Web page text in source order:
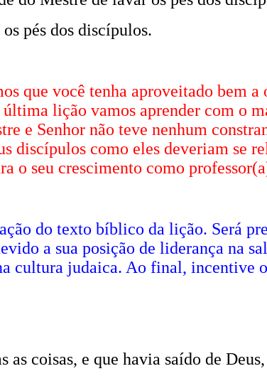
pés dos discípulos.
que você tenha aproveitado bem
lição vamos aprender com o
e Senhor não teve nenhum
discípulos como eles deveriam se
o seu crescimento como
do texto bíblico da lição. Será
a sua posição de liderança na
cultura judaica. Ao final, incentive
as coisas, e que havia saído de